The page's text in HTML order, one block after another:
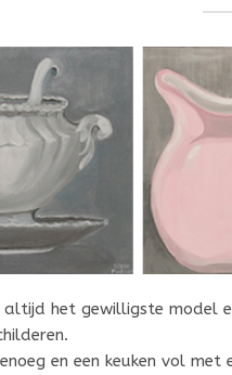
het gewilligste model
en een keuken vol met